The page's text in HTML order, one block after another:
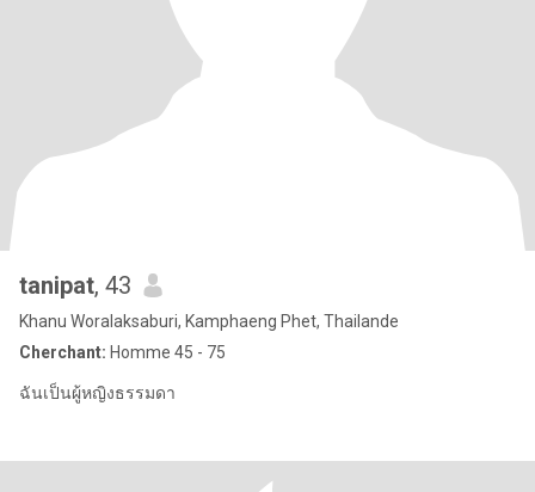
tanipat, 43
Khanu Woralaksaburi, Kamphaeng Phet, Thailande
Cherchant: Homme 45 - 75
ฉันเป็นผู้หญิงธรรมดา